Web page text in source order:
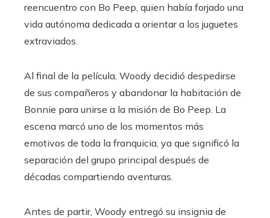
reencuentro con Bo Peep, quien había forjado una
vida autónoma dedicada a orientar a los juguetes
extraviados.
Al final de la película, Woody decidió despedirse
de sus compañeros y abandonar la habitación de
Bonnie para unirse a la misión de Bo Peep. La
escena marcó uno de los momentos más
emotivos de toda la franquicia, ya que significó la
separación del grupo principal después de
décadas compartiendo aventuras.
Antes de partir, Woody entregó su insignia de